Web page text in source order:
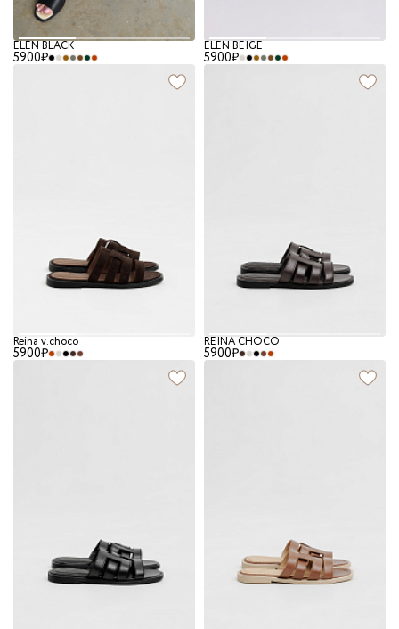
ELEN BLACK
5900₽
ELEN BEIGE
5900₽
Reina v.choco
5900₽
REINA CHOCO
5900₽